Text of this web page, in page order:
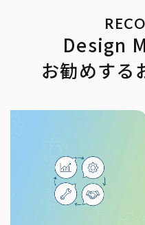
Design
お勧めする